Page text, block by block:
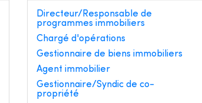
Directeur/Responsable de
programmes immobiliers
Chargé d'opérations
Gestionnaire de biens immobiliers
Agent immobilier
Gestionnaire/Syndic de co-
propriété